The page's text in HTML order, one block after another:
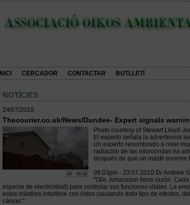
INICI CERCADOR CONTACTAR BUTLLETÍ
NOTÍCIES
24/07/2010
Thecourier.co.uk/News/Dundee- Expert signals
Photo courtesy of Stewart Lloyd-
El experto señala la advertencia
Un experto renombrado a nivel
radiación de las microondas ha
después de que un mástil enorme
09.03pm - 23.07.2010 Dr Andrew
"Olle Johansson tiene razón.
especie de electricidad) para controlar sus funciones vitales. La
estos mástiles interfiere con éstos causando todo tipo de efectos,
cáncer."